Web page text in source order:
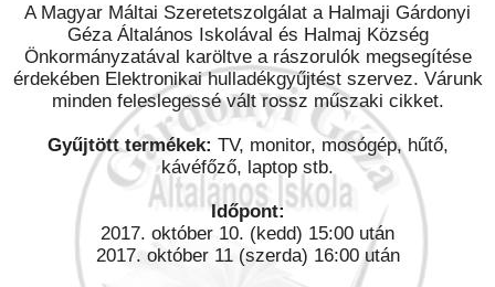
A Magyar Máltai Szeretetszolgálat a Halmaji Gárdonyi
Géza Általános Iskolával és Halmaj Község
Önkormányzatával karöltve a rászorulók megsegítése
érdekében Elektronikai hulladékgyűjtést szervez. Várunk
minden feleslegessé vált rossz műszaki cikket.
Gyűjtött termékek: TV, monitor, mosógép, hűtő,
kávéfőző, laptop stb.
Időpont:
2017. október 10. (kedd) 15:00 után
2017. október 11 (szerda) 16:00 után